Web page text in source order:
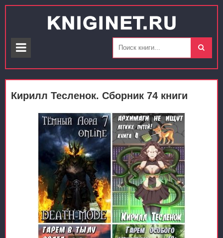
Кирилл Тесленок. Сборник 74 книги